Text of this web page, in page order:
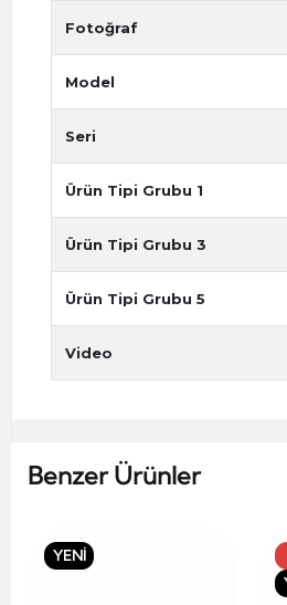
Fotoğraf
Model
Seri
Ürün Tipi Grubu 1
Ürün Tipi Grubu 3
Ürün Tipi Grubu 5
Video
Benzer Ürünler
YENİ